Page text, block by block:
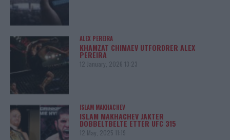
ALEX PEREIRA
KHAMZAT CHIMAEV UTFORDRER ALEX
PEREIRA
12 January, 2026 13:23
ISLAM MAKHACHEV
ISLAM MAKHACHEV JAKTER
DOBBELTBELTE ETTER UFC 315
12 May, 2025 11:19